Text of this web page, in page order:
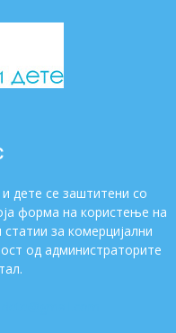
дете се заштитени со
форма на користење на
за комерцијални
од администраторите